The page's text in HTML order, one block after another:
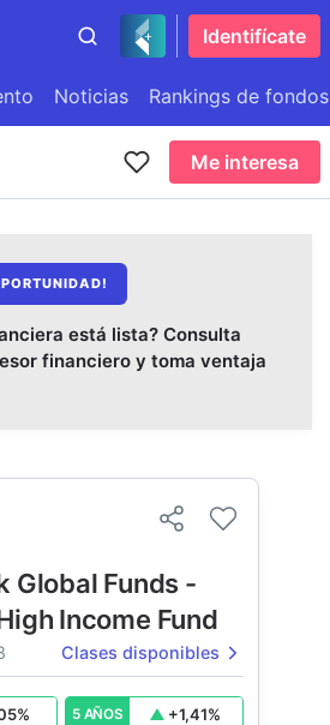
Identifícate
Noticias Rankings de fondos
Me interesa
está lista? Consulta
financiero y toma ventaja
Global Funds -
Income Fund
Clases disponibles
% 5 AÑOS +1,41%